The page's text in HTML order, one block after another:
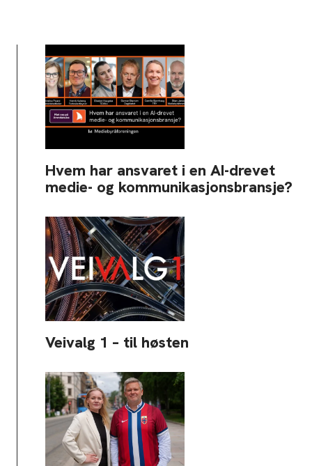
Hvem har ansvaret i en AI-drevet
medie- og kommunikasjonsbransje?
Veivalg 1 – til høsten